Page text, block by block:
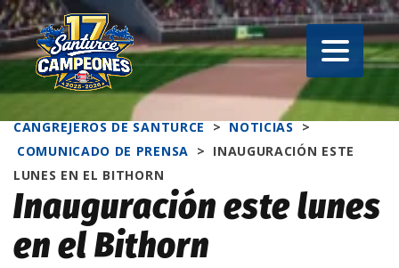
CANGREJEROS DE SANTURCE > NOTICIAS >
COMUNICADO DE PRENSA > INAUGURACIÓN ESTE
LUNES EN EL BITHORN
Inauguración este lunes
en el Bithorn